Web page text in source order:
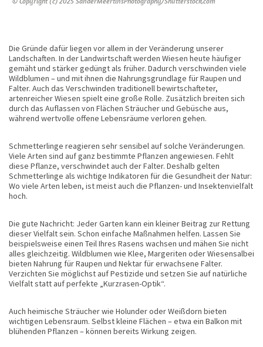
Die Gründe dafür liegen vor allem in der Veränderung unserer
Landschaften. In der Landwirtschaft werden Wiesen heute häufiger
gemäht und stärker gedüngt als früher. Dadurch verschwinden viele
Wildblumen – und mit ihnen die Nahrungsgrundlage für Raupen und
Falter. Auch das Verschwinden traditionell bewirtschafteter,
artenreicher Wiesen spielt eine große Rolle. Zusätzlich breiten sich
durch das Auflassen von Flächen Sträucher und Gebüsche aus,
während wertvolle offene Lebensräume verloren gehen.
Schmetterlinge reagieren sehr sensibel auf solche Veränderungen.
Viele Arten sind auf ganz bestimmte Pflanzen angewiesen. Fehlt
diese Pflanze, verschwindet auch der Falter. Deshalb gelten
Schmetterlinge als wichtige Indikatoren für die Gesundheit der Natur:
Wo viele Arten leben, ist meist auch die Pflanzen- und Insektenvielfalt
hoch.
Die gute Nachricht: Jeder Garten kann ein kleiner Beitrag zur Rettung
dieser Vielfalt sein. Schon einfache Maßnahmen helfen. Lassen Sie
beispielsweise einen Teil Ihres Rasens wachsen und mähen Sie nicht
alles gleichzeitig. Wildblumen wie Klee, Margeriten oder Wiesensalbei
bieten Nahrung für Raupen und Nektar für erwachsene Falter.
Verzichten Sie möglichst auf Pestizide und setzen Sie auf natürliche
Vielfalt statt auf perfekte „Kurzrasen-Optik“.
Auch heimische Sträucher wie Holunder oder Weißdorn bieten
wichtigen Lebensraum. Selbst kleine Flächen – etwa ein Balkon mit
blühenden Pflanzen – können bereits Wirkung zeigen.